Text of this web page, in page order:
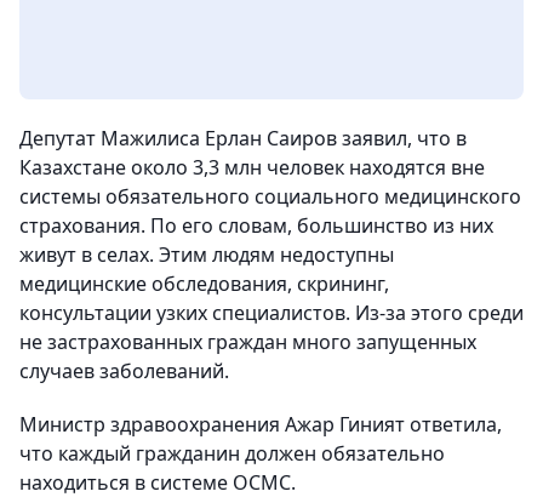
Депутат Мажилиса Ерлан Саиров заявил, что в
Казахстане около 3,3 млн человек находятся вне
системы обязательного социального медицинского
страхования. По его словам, большинство из них
живут в селах. Этим людям недоступны
медицинские обследования, скрининг,
консультации узких специалистов. Из-за этого среди
не застрахованных граждан много запущенных
случаев заболеваний.
Министр здравоохранения Ажар Гиният ответила,
что каждый гражданин должен обязательно
находиться в системе ОСМС.